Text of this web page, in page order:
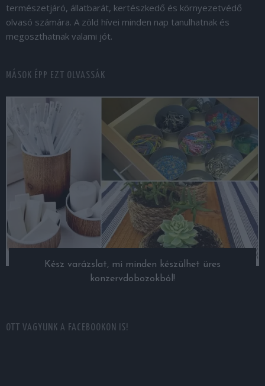
természetjáró, állatbarát, kertészkedő és környezetvédő
olvasó számára. A zöld hívei minden nap tanulhatnak és
megoszthatnak valami jót.
MÁSOK ÉPP EZT OLVASSÁK
Kész varázslat, mi minden készülhet üres
konzervdobozokból!
OTT VAGYUNK A FACEBOOKON IS!